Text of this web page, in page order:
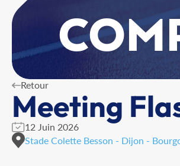
Retour
Meeting
12 Juin 2026
Stade Colette Besson - Dijon -